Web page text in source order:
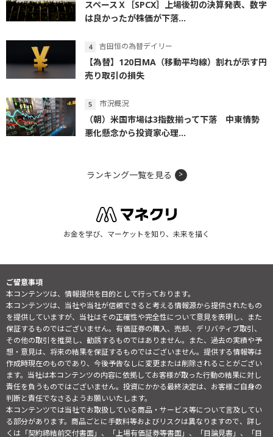
スペースＸ［SPCX］上場後初の決算発表、数字
は良かったが株価が下落...
吉田恒の為替デイリー
【為替】120日MA（移動平均線）割れが示す円
売り取引の損失
市況概況
（朝）米国市場は3指数揃って下落 中東情勢
悪化懸念から投資家心理...
ランキング一覧を見る
お金を学び、マーケットを知り、未来を描く
ご留意事項
本コンテンツは、情報提供を目的として行っております。
本コンテンツは、当社や当社が信頼できると考える情報源から提供されたもの
を提供していますが、当社はその正確性や完全性について意見を表明し、また
保証するものではございません。有価証券の購入、売却、デリバティブ取引、
その他の取引を推奨し、勧誘するものではありません。また、過去の実績や予
想・意見は、将来の結果を保証するものではございません。提供する情報等は
作成時現在のものであり、今後予告なしに変更または削除されることがござい
ます。当社は本コンテンツの内容に依拠してお客様が取った行動の結果に対し
責任を負うものではございません。投資にかかる最終決定は、お客様ご自身の
判断と責任でなさるようお願いいたします。
本コンテンツでは当社でお取扱している商品・サービス等について言及してい
る部分があります。商品ごとに手数料等およびリスクは異なりますので、詳し
くは「契約締結前交付書面」、「上場有価証券等書面」、「目論見書」、「目